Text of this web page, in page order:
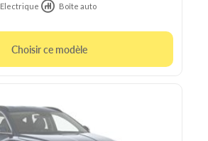
Electrique Boîte auto
Choisir ce modèle